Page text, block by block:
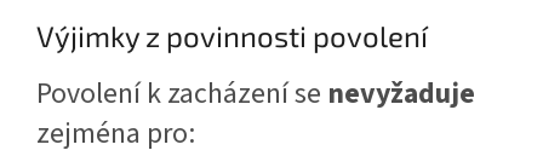
Výjimky z povinnosti povolení
Povolení k zacházení se nevyžaduje
zejména pro: